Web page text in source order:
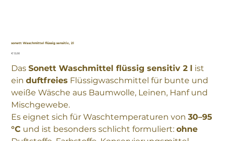
sonett Waschmittel flüssig sensitiv, 2l
Preis
€ 12,00
DasSonett Waschmittel flüssig sensitiv 2 l ist
einduftfreies Flüssigwaschmittel für bunte und
weiße Wäsche aus Baumwolle, Leinen, Hanf und
Mischgewebe.
Es eignet sich für Waschtemperaturen von30–95
°C und ist besonders schlicht formuliert:ohne